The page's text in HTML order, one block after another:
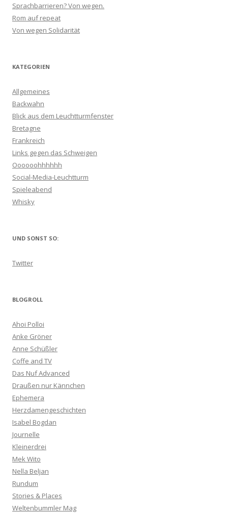
Sprachbarrieren? Von wegen.
Rom auf repeat
Von wegen Solidarität
KATEGORIEN
Allgemeines
Backwahn
Blick aus dem Leuchtturmfenster
Bretagne
Frankreich
Links gegen das Schweigen
Oooooohhhhhh
Social-Media-Leuchtturm
Spieleabend
Whisky
UND SONST SO:
Twitter
BLOGROLL
Ahoi Polloi
Anke Gröner
Anne Schüßler
Coffe and TV
Das Nuf Advanced
Draußen nur Kännchen
Ephemera
Herzdamengeschichten
Isabel Bogdan
Journelle
Kleinerdrei
Mek Wito
Nella Beljan
Rundum
Stories & Places
Weltenbummler Mag